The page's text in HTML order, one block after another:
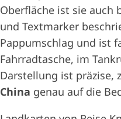
Oberfläche ist sie auch
und Textmarker
Pappumschlag und ist
Fahrradtasche, im
Darstellung ist präzise,
China genau auf die